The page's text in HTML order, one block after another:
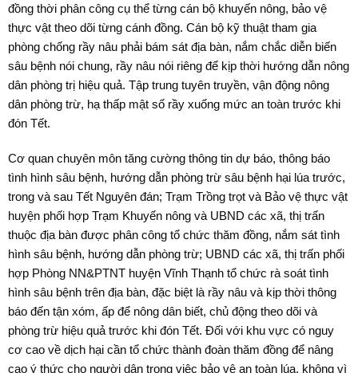
đồng thời phân công cụ thể từng cán bộ khuyến nông, bảo vệ
thực vật theo dõi từng cánh đồng. Cán bộ kỹ thuật tham gia
phòng chống rầy nâu phải bám sát địa bàn, nắm chắc diễn biến
sâu bệnh nói chung, rầy nâu nói riêng để kịp thời hướng dẫn nông
dân phòng trị hiệu quả. Tập trung tuyên truyền, vận động nông
dân phòng trừ, hạ thấp mật số rầy xuống mức an toàn trước khi
đón Tết.
Cơ quan chuyên môn tăng cường thông tin dự báo, thông báo
tình hình sâu bệnh, hướng dẫn phòng trừ sâu bệnh hại lúa trước,
trong và sau Tết Nguyên đán; Trạm Trồng trọt và Bảo vệ thực vật
huyện phối hợp Trạm Khuyến nông và UBND các xã, thị trấn
thuộc địa bàn được phân công tổ chức thăm đồng, nắm sát tình
hình sâu bệnh, hướng dẫn phòng trừ; UBND các xã, thị trấn phối
hợp Phòng NN&PTNT huyện Vĩnh Thạnh tổ chức rà soát tình
hình sâu bệnh trên địa bàn, đặc biệt là rầy nâu và kịp thời thông
báo đến tận xóm, ấp để nông dân biết, chủ động theo dõi và
phòng trừ hiệu quả trước khi đón Tết. Ðối với khu vực có nguy
cơ cao về dịch hại cần tổ chức thành đoàn thăm đồng để nâng
cao ý thức cho người dân trong việc bảo vệ an toàn lúa, không vì